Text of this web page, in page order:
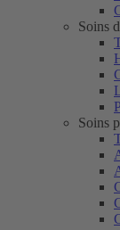
Soins
Soins